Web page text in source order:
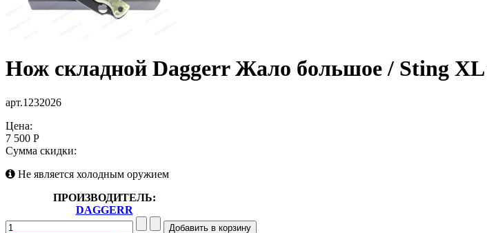
Нож складной Daggerr Жало большое / Sting
арт.1232026
Цена:
7 500 Р
Сумма скидки:
Не является холодным оружием
ПРОИЗВОДИТЕЛЬ:
DAGGERR